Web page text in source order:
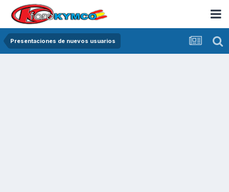
Presentaciones de nuevos usuarios